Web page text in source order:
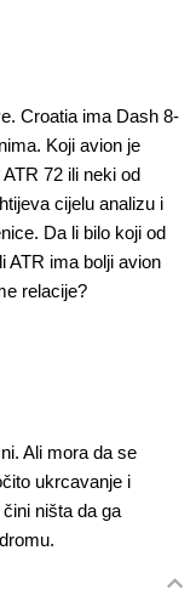
Croatia ima Dash 8-
Koji avion je
72 ili neki od
cijelu analizu i
Da li bilo koji od
ATR ima bolji avion
relacije?
Ali mora da se
ukrcavanje i
ništa da ga